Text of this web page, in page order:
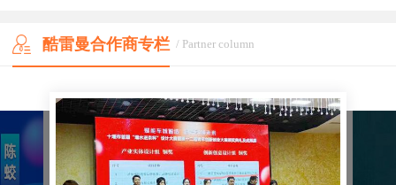
酷雷曼合作商专栏 / Partner column